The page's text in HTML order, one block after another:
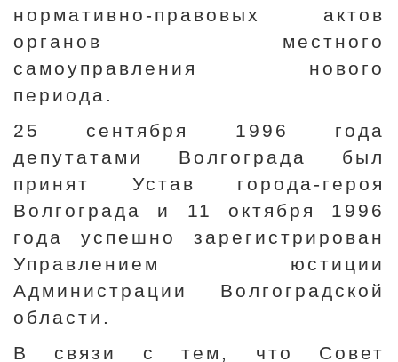
нормативно-правовых актов
органов местного
самоуправления нового
периода.
25 сентября 1996 года
депутатами Волгограда был
принят Устав города-героя
Волгограда и 11 октября 1996
года успешно зарегистрирован
Управлением юстиции
Администрации Волгоградской
области.
В связи с тем, что Совет